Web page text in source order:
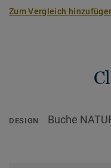
Zum Vergleich
DESIGN Buche